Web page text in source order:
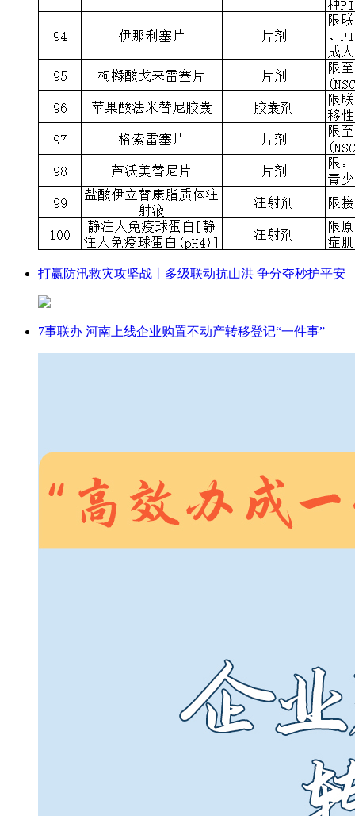
打赢防汛救灾攻坚战丨多级联动抗山洪 争分夺秒护平安
7事联办 河南上线企业购置不动产转移登记“一件事”